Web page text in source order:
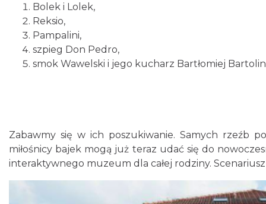
Bolek i Lolek,
Reksio,
Pampalini,
szpieg Don Pedro,
smok Wawelski i jego kucharz Bartłomiej
Zabawmy się w ich poszukiwanie. Samych rzeźb
miłośnicy bajek mogą już teraz udać się do
interaktywnego muzeum dla całej rodziny.